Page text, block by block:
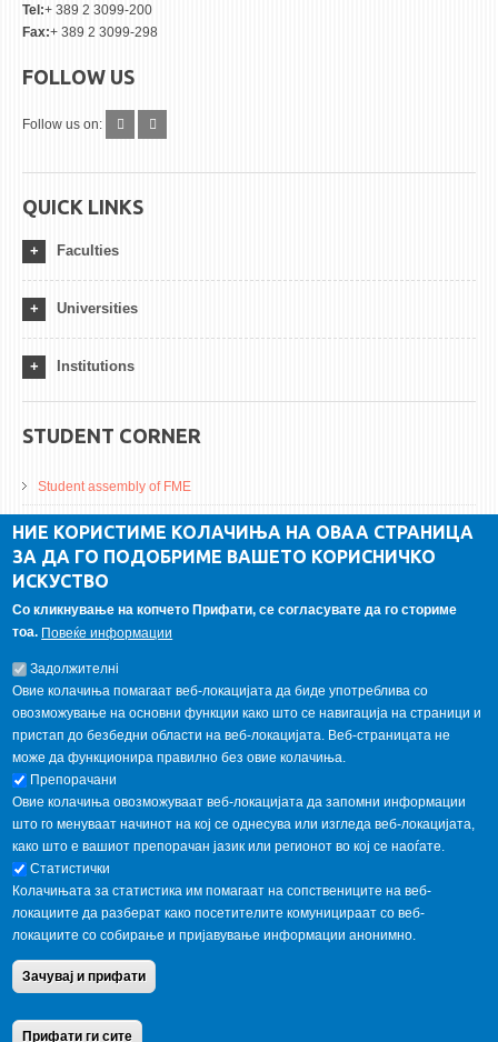
Tel:+ 389 2 3099-200
Fax:+ 389 2 3099-298
FOLLOW US
Follow us on:
QUICK LINKS
Faculties
Universities
Institutions
STUDENT CORNER
Student assembly of FME
Da Vinci Magazinne
Alumni association
GALLERY
Copyright © 2013 Garnet All Rights Reserved. Designed by
Home
НИЕ КОРИСТИМЕ КОЛАЧИЊА НА ОВАА СТРАНИЦА
ЗА ДА ГО ПОДОБРИМЕ ВАШЕТО КОРИСНИЧКО
ИСКУСТВО
Со кликнување на копчето Прифати, се согласувате да го сториме
тоа. Повеќе информации
Задолжителнi
Овие колачиња помагаат веб-локацијата да биде употреблива со
овозможување на основни функции како што се навигација на страници и
пристап до безбедни области на веб-локацијата. Веб-страницата не
може да функционира правилно без овие колачиња.
Препорачани
Овие колачиња овозможуваат веб-локацијата да запомни информации
што го менуваат начинот на кој се однесува или изгледа веб-локацијата,
како што е вашиот препорачан јазик или регионот во кој се наоѓате.
Статистички
Колачињата за статистика им помагаат на сопствениците на веб-
локациите да разберат како посетителите комуницираат со веб-
локациите со собирање и пријавување информации анонимно.
Зачувај и прифати
Прифати ги сите